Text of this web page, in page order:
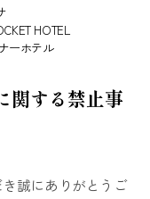
HOTEL
ーホテル
関する禁止事
誠にありがとうご